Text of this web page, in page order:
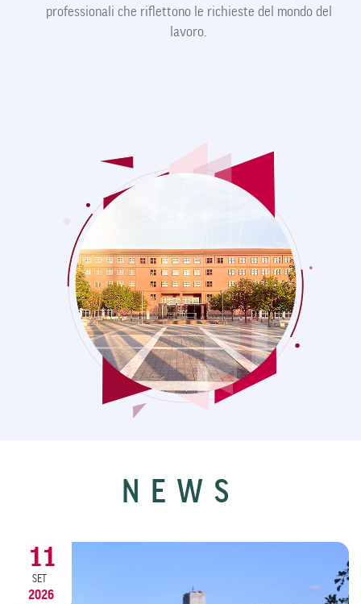
professionali che riflettono le richieste del mondo del
lavoro.
NEWS
20
2026